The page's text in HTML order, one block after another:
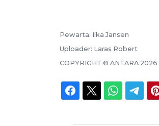
Pewarta: Ilka Jansen
Uploader: Laras Robert
COPYRIGHT © ANTARA 2026